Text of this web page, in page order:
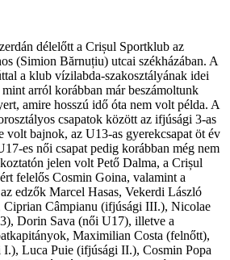
délelőtt a Crișul Sportklub az
(Simion Bărnuțiu) utcai székházában. A
a klub vízilabda-szakosztályának idei
arról korábban már beszámoltunk
amire hosszú idő óta nem volt példa. A
csapatok között az ifjúsági 3-as
volt bajnok, az U13-as gyerekcsapat öt év
es női csapat pedig korábban még nem
jelen volt Pető Dalma, a Crișul
felelős Cosmin Goina, valamint a
edzők Marcel Hasas, Vekerdi László
Câmpianu (ifjúsági III.), Nicolae
Dorin Sava (női U17), illetve a
Maximilian Costa (felnőtt),
Luca Puie (ifjúsági II.), Cosmin Popa